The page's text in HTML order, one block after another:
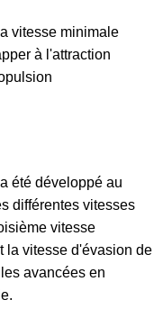
vitesse minimale
à l'attraction
été développé au
différentes vitesses
vitesse
la vitesse d'évasion de
avancées en